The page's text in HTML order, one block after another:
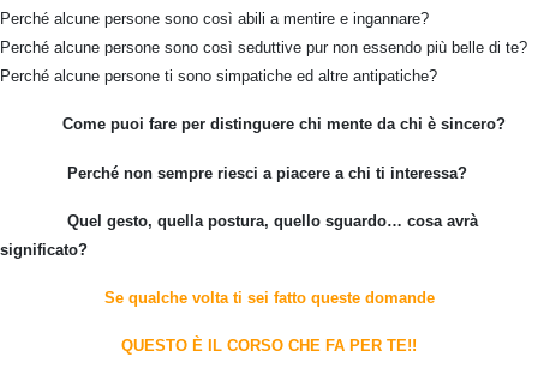
Perché alcune persone sono così abili a mentire e ingannare?
Perché alcune persone sono così seduttive pur non essendo più belle di te?
Perché alcune persone ti sono simpatiche ed altre antipatiche?
Come puoi fare per distinguere chi mente da chi è sincero?
Perché non sempre riesci a piacere a chi ti interessa?
Quel gesto, quella postura, quello sguardo… cosa avrà
significato?
Se qualche volta ti sei fatto queste domande
QUESTO È IL CORSO CHE FA PER TE!!